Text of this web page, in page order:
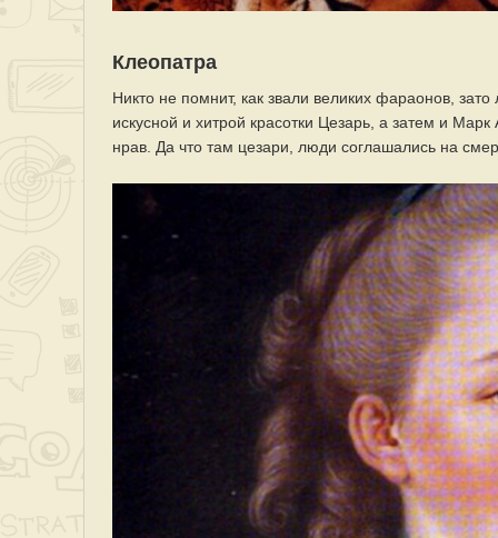
Клеопатра
Никто не помнит, как звали великих фараонов,
искусной и хитрой красотки Цезарь, а затем и
нрав. Да что там цезари, люди соглашались на